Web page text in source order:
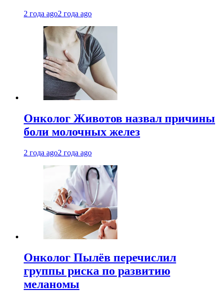
2 года ago2 года ago
Онколог Животов назвал причины
боли молочных желез
2 года ago2 года ago
Онколог Пылёв перечислил
группы риска по развитию
меланомы